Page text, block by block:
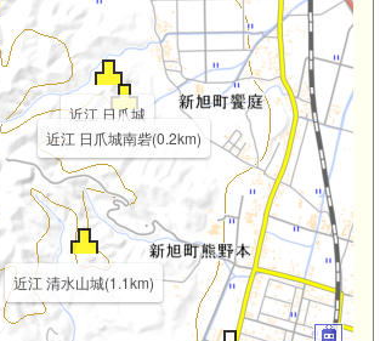
近江 日爪城
近江 日爪城南砦(0.2km)
近江 清水山城(1.1km)